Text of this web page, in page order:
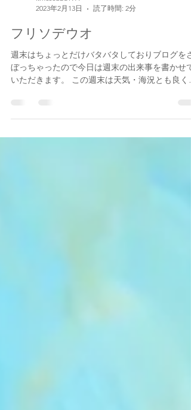
kmcscuba1977
2023年2月13日
読了時間: 2分
フリソデウオ
いただきます。 この週末は天気・海況とも良く両
日ともに最高のダイビング日和でした。 土曜日は